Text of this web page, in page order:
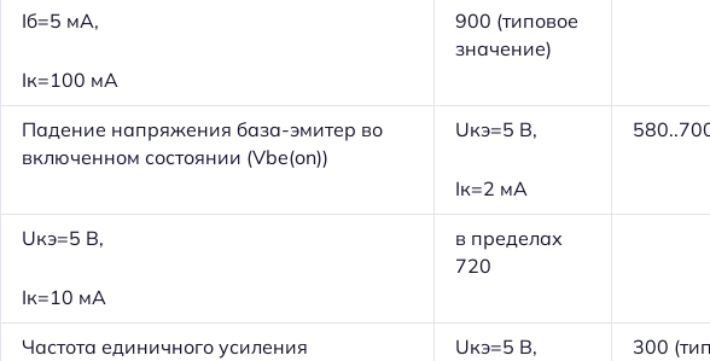
Iб=5 мА,
Iк=100 мА
900 (типовое
значение)
Падение напряжения база-эмитер во
включенном состоянии (Vbe(on))
Uкэ=5 В,
Iк=2 мА
Uкэ=5 В,
Iк=10 мА
в пределах
720
Частота единичного усиления Uкэ=5 В,
300
Н